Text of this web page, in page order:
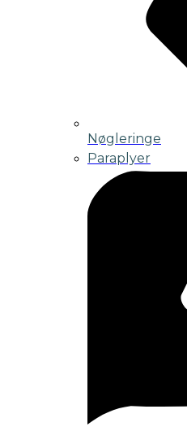
Nøgleringe
Paraplyer